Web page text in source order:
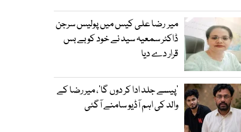
میر رضا علی کیس میں پولیس سرجن
ڈاکٹر سمعیہ سید نے خود کو بے بس
قرار دے دیا
’پیسے جلد ادا کر دوں گا‘، میر رضا کے
والد کی اہم آڈیو سامنے آگئی